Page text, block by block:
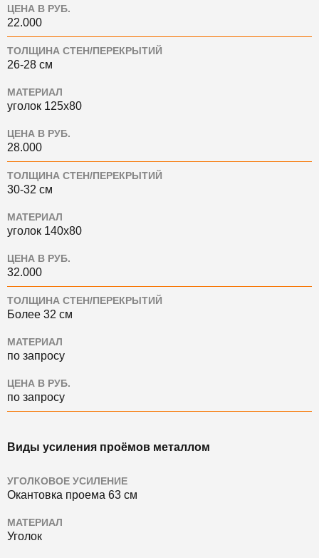
ЦЕНА В РУБ.
22.000
ТОЛЩИНА СТЕН/ПЕРЕКРЫТИЙ
26-28 см
МАТЕРИАЛ
уголок 125х80
ЦЕНА В РУБ.
28.000
ТОЛЩИНА СТЕН/ПЕРЕКРЫТИЙ
30-32 см
МАТЕРИАЛ
уголок 140х80
ЦЕНА В РУБ.
32.000
ТОЛЩИНА СТЕН/ПЕРЕКРЫТИЙ
Более 32 см
МАТЕРИАЛ
по запросу
ЦЕНА В РУБ.
по запросу
Виды усиления проёмов металлом
УГОЛКОВОЕ УСИЛЕНИЕ
Окантовка проема 63 см
МАТЕРИАЛ
Уголок